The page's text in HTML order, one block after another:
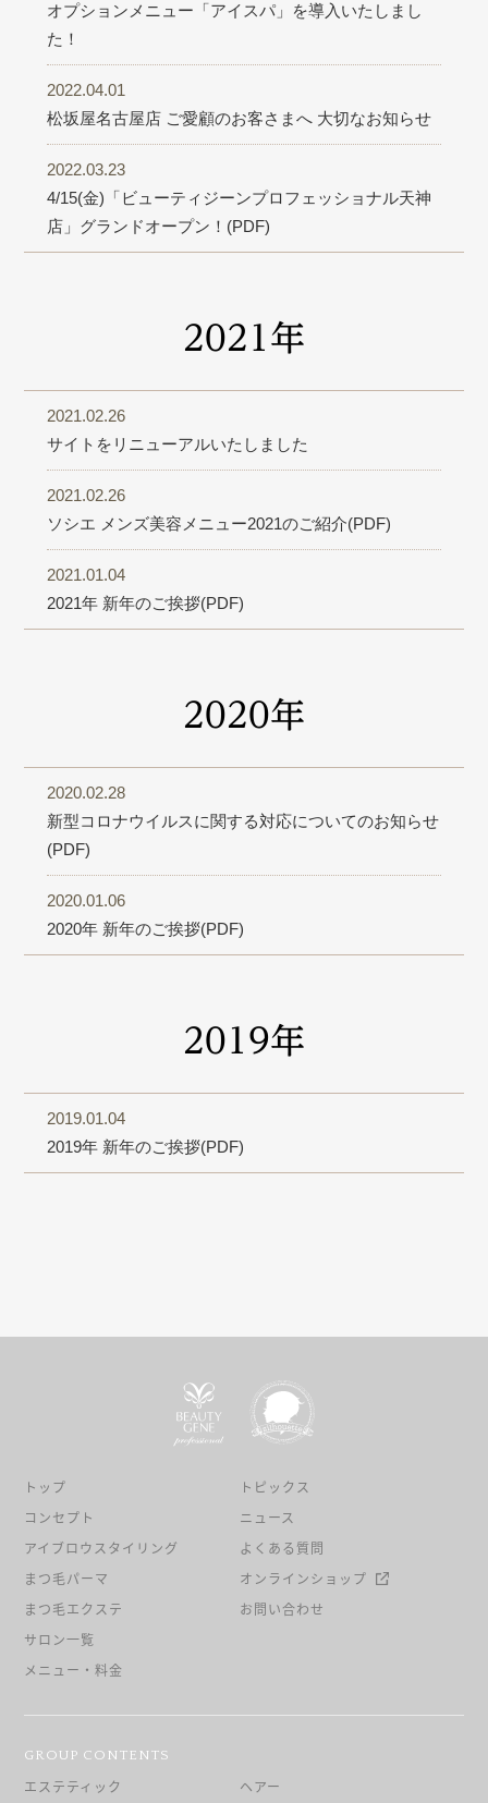
オプションメニュー「アイスパ」を導入いたしまし
た！
2022.04.01
松坂屋名古屋店 ご愛顧のお客さまへ 大切なお知らせ
2022.03.23
4/15(金)「ビューティジーンプロフェッショナル天神
店」グランドオープン！(PDF)
2021年
2021.02.26
サイトをリニューアルいたしました
2021.02.26
ソシエ メンズ美容メニュー2021のご紹介(PDF)
2021.01.04
2021年 新年のご挨拶(PDF)
2020年
2020.02.28
新型コロナウイルスに関する対応についてのお知らせ
(PDF)
2020.01.06
2020年 新年のご挨拶(PDF)
2019年
2019.01.04
2019年 新年のご挨拶(PDF)
トップ
コンセプト
アイブロウスタイリング
まつ毛パーマ
まつ毛エクステ
サロン一覧
メニュー・料金
トピックス
ニュース
よくある質問
オンラインショップ
お問い合わせ
GROUP CONTENTS
エステティック ヘアー